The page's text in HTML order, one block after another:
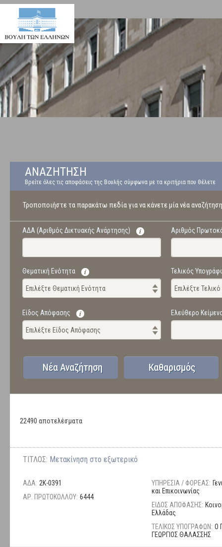
ΑΝΑΖΗΤΗΣΗ
Βρείτε όλες τις αποφάσεις της Βουλής σύμφωνα με τα κριτήρια που θέλετε
Τροποποιήστε τα παρακάτω πεδία για να κάνετε μία νέα αναζήτηση
ΑΔΑ (Αριθμός Δικτυακής Ανάρτησης) Αριθμός
Θεματική Ενότητα
Επιλέξτε Θεματική Ενότητα
Τελικός
Επιλέξτε
Είδος Απόφασης
Επιλέξτε Είδος Απόφασης
Ελεύθερο
22490 αποτελέσματα
ΤΙΤΛΟΣ: Μετακίνηση στο εξωτερικό
ΑΔΑ: 2Κ-0391
ΑΡ. ΠΡΩΤΟΚΟΛΛΟΥ: 6444
ΥΠΗΡΕΣΙΑ / ΦΟΡΕΑΣ:
και Επικοινωνίας
ΕΙΔΟΣ ΑΠΟΦΑΣΗΣ:
Ελλάδας
ΤΕΛΙΚΟΣ ΥΠΟΓΡΑΦΩΝ: Ο
ΓΕΩΡΓΙΟΣ ΘΑΛΑΣΣΗΣ